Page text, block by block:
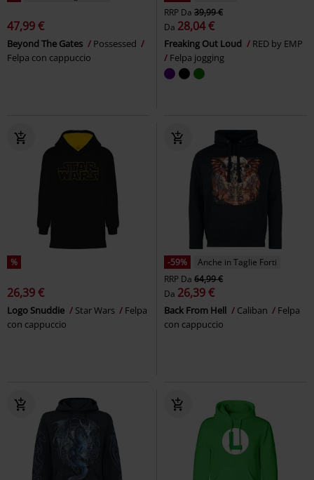
47,99 €
Beyond The Gates
Possessed
Felpa con cappuccio
RRP Da 39,99 €
Da 28,04 €
Freaking Out Loud
RED by EMP
Felpa jogging
%
26,39 €
Logo Snuddie Star Wars
Felpa
con cappuccio
-59%
Anche in Taglie Forti
RRP Da 64,99 €
Da 26,39 €
Back From Hell Caliban
Felpa
con cappuccio